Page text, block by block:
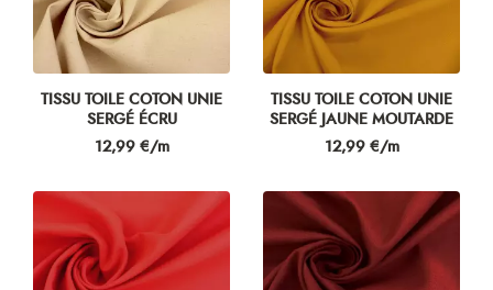
TISSU TOILE COTON UNIE
SERGÉ ÉCRU
Prix
12,99 €/m
TISSU TOILE COTON UNIE
SERGÉ JAUNE MOUTARDE
Prix
12,99 €/m